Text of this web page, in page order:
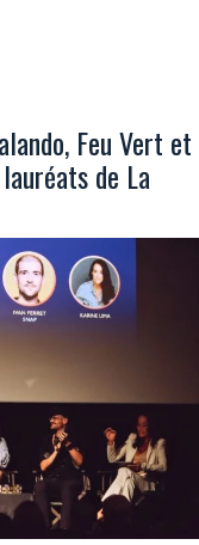
Feu Vert et
de La